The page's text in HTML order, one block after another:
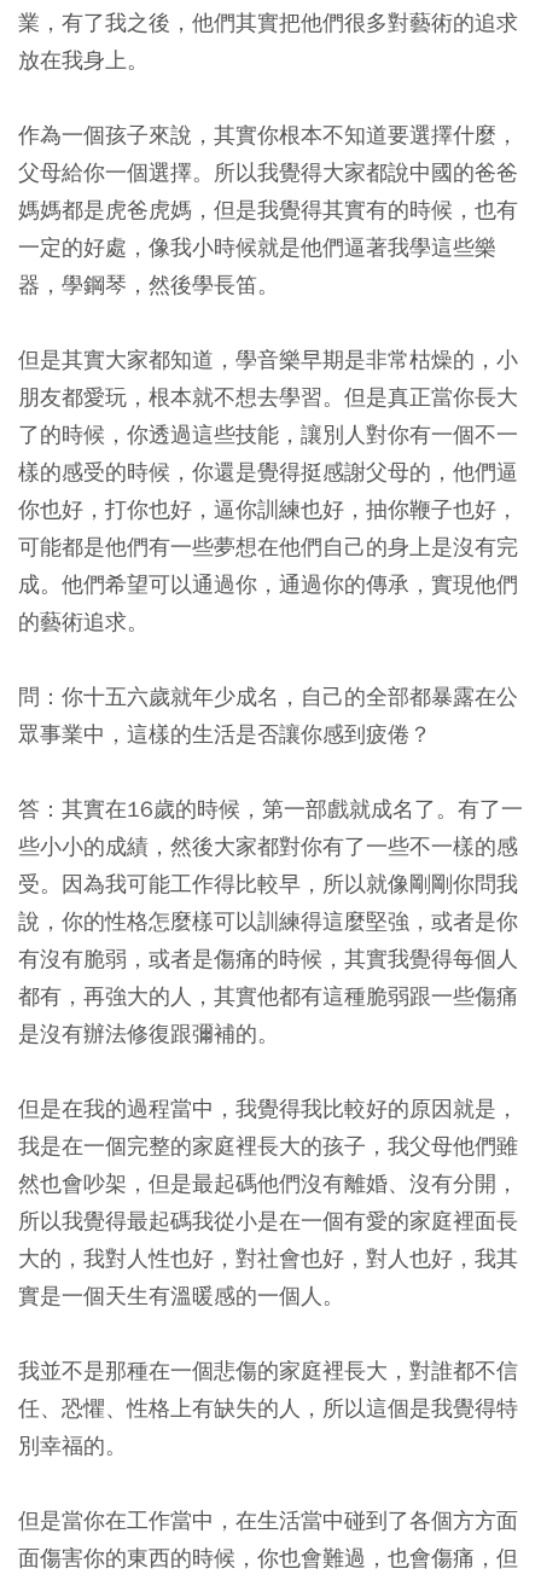
業，有了我之後，他們其實把他們很多對藝術的追求
放在我身上。
作為一個孩子來說，其實你根本不知道要選擇什麼，
父母給你一個選擇。所以我覺得大家都說中國的爸爸
媽媽都是虎爸虎媽，但是我覺得其實有的時候，也有
一定的好處，像我小時候就是他們逼著我學這些樂
器，學鋼琴，然後學長笛。
但是其實大家都知道，學音樂早期是非常枯燥的，小
朋友都愛玩，根本就不想去學習。但是真正當你長大
了的時候，你透過這些技能，讓別人對你有一個不一
樣的感受的時候，你還是覺得挺感謝父母的，他們逼
你也好，打你也好，逼你訓練也好，抽你鞭子也好，
可能都是他們有一些夢想在他們自己的身上是沒有完
成。他們希望可以通過你，通過你的傳承，實現他們
的藝術追求。
問：你十五六歲就年少成名，自己的全部都暴露在公
眾事業中，這樣的生活是否讓你感到疲倦？
答：其實在16歲的時候，第一部戲就成名了。有了一
些小小的成績，然後大家都對你有了一些不一樣的感
受。因為我可能工作得比較早，所以就像剛剛你問我
說，你的性格怎麼樣可以訓練得這麼堅強，或者是你
有沒有脆弱，或者是傷痛的時候，其實我覺得每個人
都有，再強大的人，其實他都有這種脆弱跟一些傷痛
是沒有辦法修復跟彌補的。
但是在我的過程當中，我覺得我比較好的原因就是，
我是在一個完整的家庭裡長大的孩子，我父母他們雖
然也會吵架，但是最起碼他們沒有離婚、沒有分開，
所以我覺得最起碼我從小是在一個有愛的家庭裡面長
大的，我對人性也好，對社會也好，對人也好，我其
實是一個天生有溫暖感的一個人。
我並不是那種在一個悲傷的家庭裡長大，對誰都不信
任、恐懼、性格上有缺失的人，所以這個是我覺得特
別幸福的。
但是當你在工作當中，在生活當中碰到了各個方方面
面傷害你的東西的時候，你也會難過，也會傷痛，但